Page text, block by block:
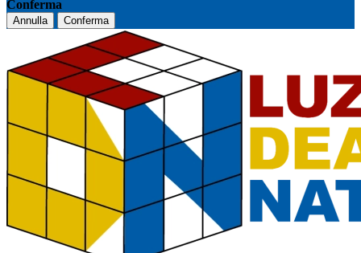
Conferma
Annulla Conferma